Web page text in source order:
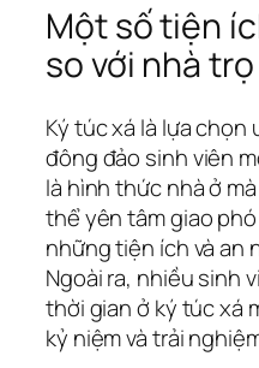
Một số tiện
so với nhà trọ
Ký túc xá là lựa
đông đảo sinh viên
là hình thức nhà ở
thể yên tâm giao
những tiện ích và an
Ngoài ra, nhiều sinh
thời gian ở ký túc xá
kỷ niệm và trải